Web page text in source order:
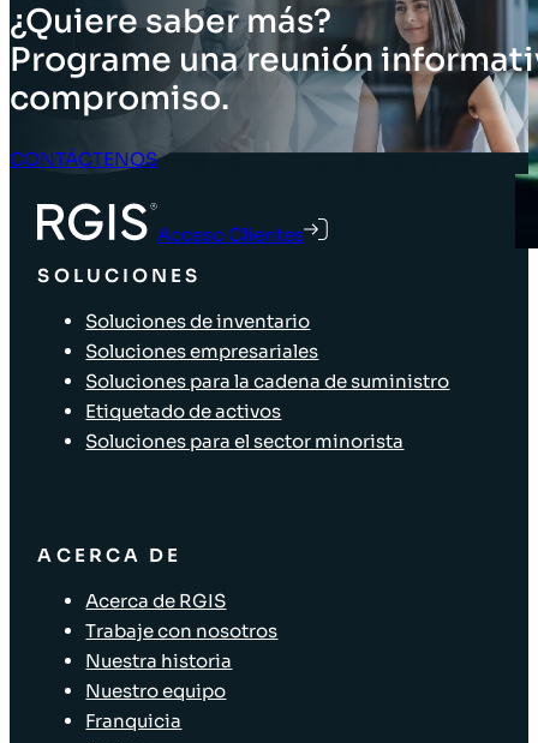
¿Quiere saber más?
Programe una reunión
compromiso.
CONTÁCTENOS
Acceso Clientes
SOLUCIONES
Soluciones de inventario
Soluciones empresariales
Soluciones para la cadena de suministro
Etiquetado de activos
Soluciones para el sector minorista
ACERCA DE
Acerca de RGIS
Trabaje con nosotros
Nuestra historia
Nuestro equipo
Franquicia